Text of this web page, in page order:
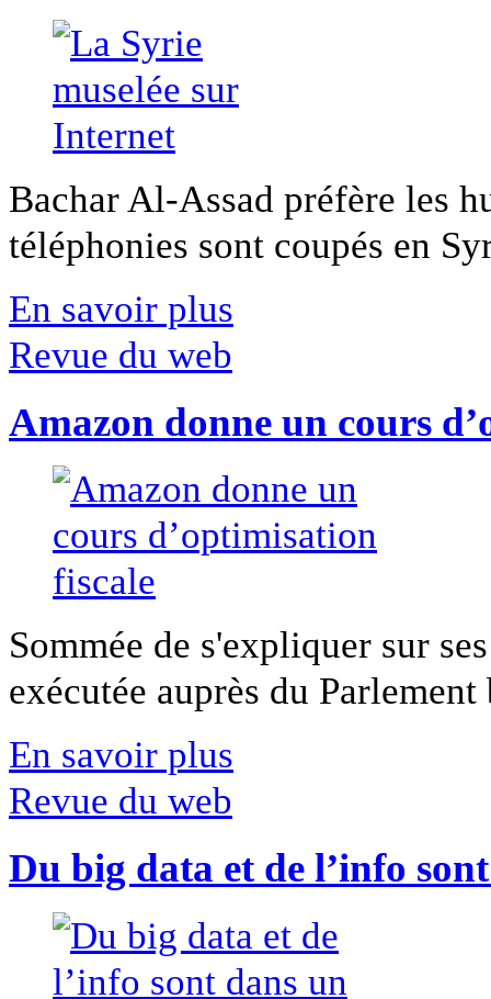
Bachar Al-Assad préfère les
téléphonies sont coupés en
En savoir plus
Revue du web
Amazon donne un cours
Sommée de s'expliquer sur
exécutée auprès du
En savoir plus
Revue du web
Du big data et de l’info